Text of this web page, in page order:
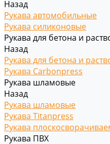
Назад
Рукава автомобильные
Рукава силиконовые
Рукава для бетона и
Назад
Рукава для бетона и
Рукава Carbonpress
Рукава шламовые
Назад
Рукава шламовые
Рукава Titanpress
Рукава
Рукава ПВХ